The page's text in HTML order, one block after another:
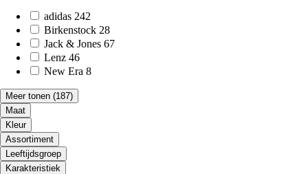
adidas 242
Birkenstock 28
Jack & Jones 67
Lenz 46
New Era 8
Meer tonen (187)
Maat
Kleur
Assortiment
Leeftijdsgroep
Karakteristiek